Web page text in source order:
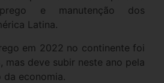
e manutenção dos
Latina.
em 2022 no continente foi
mas deve subir neste ano pela
da economia.